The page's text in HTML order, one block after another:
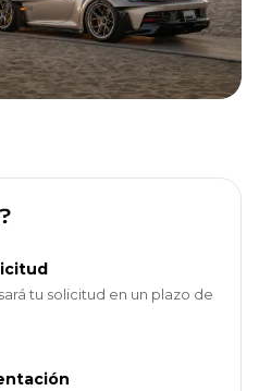
tu solicitud en un plazo de